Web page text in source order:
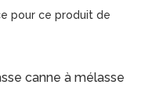
pour ce produit de
canne à mélasse